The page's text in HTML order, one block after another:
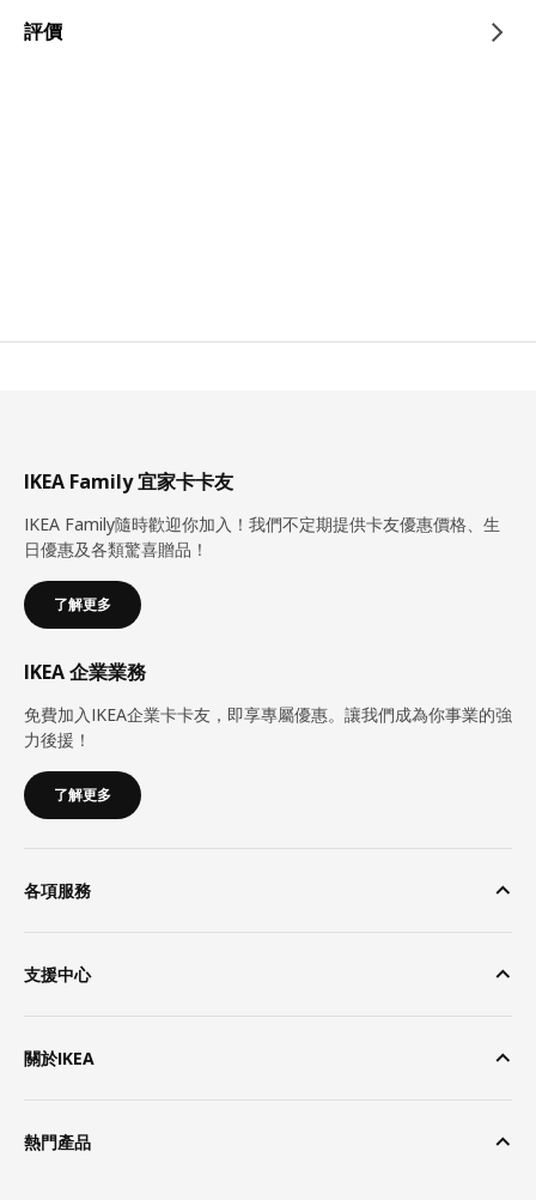
評價
IKEA Family 宜家卡卡友
IKEA Family隨時歡迎你加入！我們不定期提供卡友優惠價格、生
日優惠及各類驚喜贈品！
了解更多
IKEA 企業業務
免費加入IKEA企業卡卡友，即享專屬優惠。讓我們成為你事業的強
力後援！
了解更多
各項服務
支援中心
關於IKEA
熱門產品